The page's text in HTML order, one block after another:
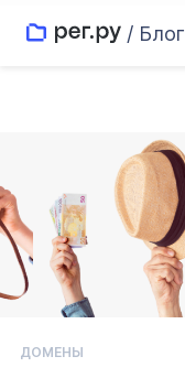
/ Блог
ДОМЕНЫ